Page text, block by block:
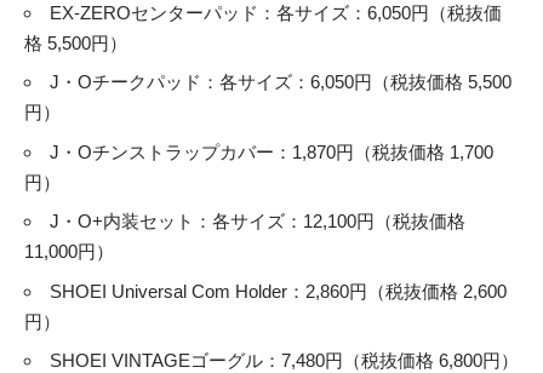
EX-ZEROセンターパッド：各サイズ：6,050円（税抜価
格 5,500円）
J・Oチークパッド：各サイズ：6,050円（税抜価格 5,500
円）
J・Oチンストラップカバー：1,870円（税抜価格 1,700
円）
J・O+内装セット：各サイズ：12,100円（税抜価格
11,000円）
SHOEI Universal Com Holder：2,860円（税抜価格 2,600
円）
SHOEI VINTAGEゴーグル：7,480円（税抜価格 6,800円）